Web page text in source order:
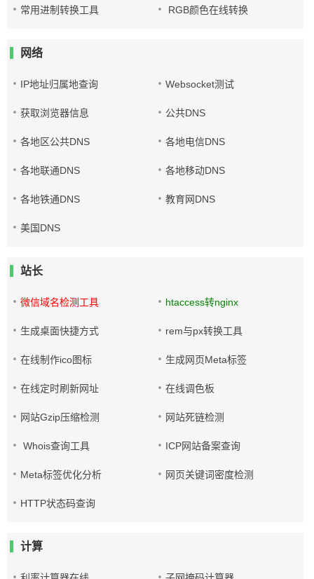
常用进制转换工具 RGB颜色在线转换
网络
IP地址归属地查询 Websocket测试
获取浏览器信息 公共DNS
各地区公共DNS 各地电信DNS
各地联通DNS 各地移动DNS
各地铁通DNS 教育网DNS
美国DNS
站长
微信域名检测工具 htaccess转nginx
生成桌面快捷方式 rem与px转换工具
在线制作ico图标 生成网页Meta标签
在线定时刷新网址 在线调色板
网站Gzip压缩检测 网站死链检测
Whois查询工具 ICP网站备案查询
Meta标签优化分析 网页关键词密度检测
HTTP状态码查询
计算